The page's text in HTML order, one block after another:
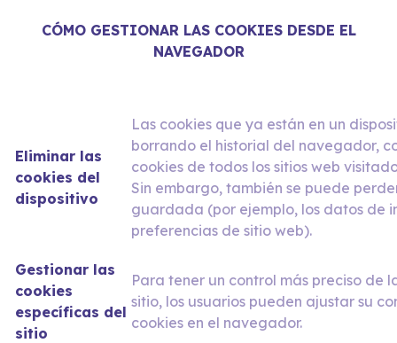
CÓMO GESTIONAR LAS COOKIES DESDE EL
NAVEGADOR
Eliminar las
cookies del
dispositivo
Las cookies que ya están en un
borrando el historial del navegador,
cookies de todos los sitios web
Sin embargo, también se puede
guardada (por ejemplo, los datos de
preferencias de sitio web).
Gestionar las
cookies
específicas del
sitio
Para tener un control más preciso de
sitio, los usuarios pueden ajustar su
cookies en el navegador.